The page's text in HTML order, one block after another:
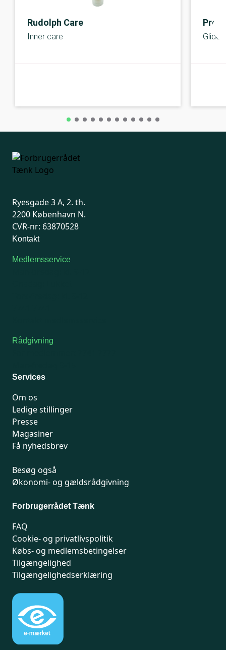
Rudolph Care
Inner care
Ryesgade 3 A, 2. th.
2200 København N.
CVR-nr: 63870528
Kontakt
Medlemsservice
Rådgivning
Services
Om os
Ledige stillinger
Presse
Magasiner
Få nyhedsbrev
Besøg også
Økonomi- og gældsrådgivning
Forbrugerrådet Tænk
FAQ
Cookie- og privatlivspolitik
Købs- og medlemsbetingelser
Tilgængelighed
Tilgængelighedserklæring